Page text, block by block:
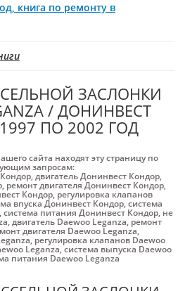
книга по ремонту в
ЗАСЛОНКИ
/ ДОНИНВЕСТ
ПО 2002 ГОД
сайта находят эту страницу по
запросам:
,двигатель Донинвест Кондор,
, ремонт двигателя Донинвест Кондор,
Кондор, регулировка клапанов
впуска Донинвест Кондор,система
,система питания Донинвест Кондор, не
,двигатель Daewoo Leganza, ремонт
двигателя Daewoo Leganza,
, регулировка клапанов Daewoo
Leganza,система выпуска Daewoo
питания Daewoo Leganza